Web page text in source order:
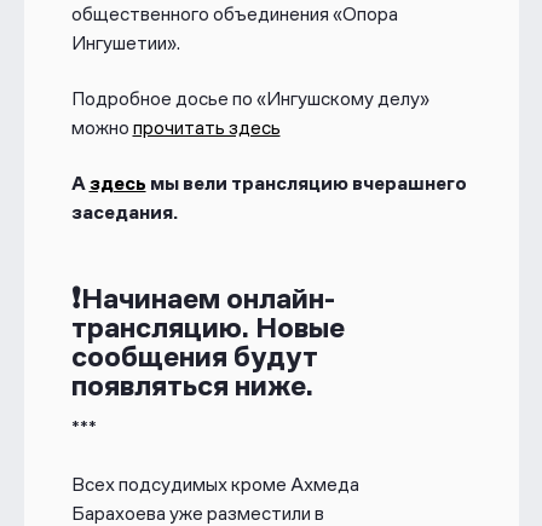
общественного объединения «Опора
Ингушетии».
Подробное досье по «Ингушскому делу»
можно прочитать здесь
Аздесь мы вели трансляцию вчерашнего
заседания.
❗Начинаем онлайн-
трансляцию. Новые
сообщения будут
появляться ниже.
***
Всех подсудимых кроме Ахмеда
Барахоева уже разместили в